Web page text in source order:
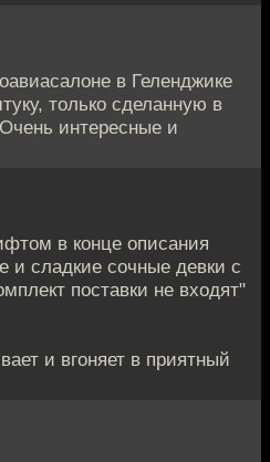
в Геленджике
только сделанную в
интересные и
в конце описания
и сладкие сочные девки с
поставки не входят"
и вгоняет в приятный